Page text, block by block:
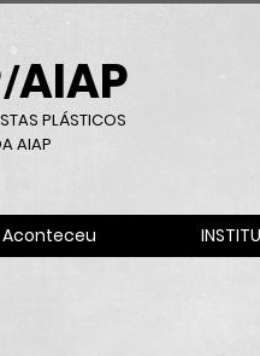
/AIAP
PLÁSTICOS
AIAP
Aconteceu